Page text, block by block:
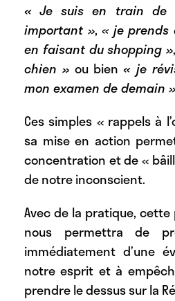
« Je suis en train de
important », « je prends
en faisant du shopping »,
chien »ou bien« je
mon examen de demain »
Ces simples « rappels à
sa mise en action
concentration et de «
de notre inconscient.
Avec de la pratique,
nous permettra de
immédiatement d’une
notre esprit et à
prendre le dessus sur la